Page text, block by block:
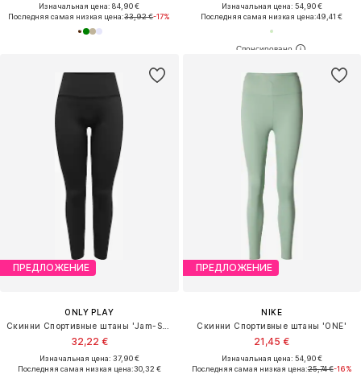
Изначальная цена: 84,90 €
Последняя самая низкая цена:33,92 €-17%
Изначальная цена: 54,90 €
Последняя самая низкая цена:49,41 €
ПРЕДЛОЖЕНИЕ
ONLY PLAY
32,22 €
Изначальная цена: 37,90 €
Последняя самая низкая цена:30,32 €
ПРЕДЛОЖЕНИЕ
NIKE
Скинни Спортивные штаны 'ONE'
21,45 €
Изначальная цена: 54,90 €
Последняя самая низкая цена:25,74 €-16%